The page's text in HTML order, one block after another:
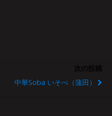
中華soba いそべ（蒲田）